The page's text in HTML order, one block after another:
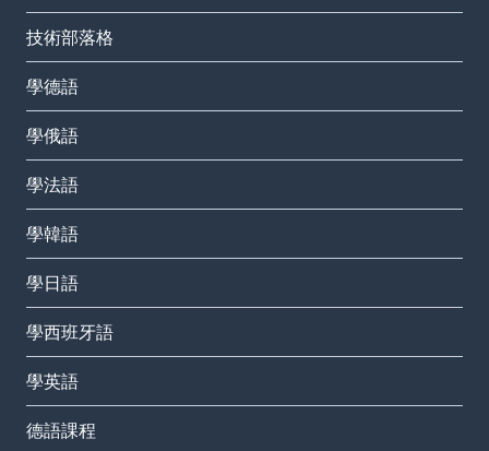
技術部落格
學德語
學俄語
學法語
學韓語
學日語
學西班牙語
學英語
德語課程